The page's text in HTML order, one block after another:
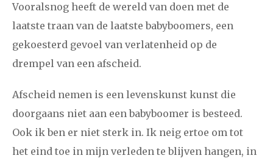
Vooralsnog heeft de wereld van doen met de
laatste traan van de laatste babyboomers, een
gekoesterd gevoel van verlatenheid op de
drempel van een afscheid.
Afscheid nemen is een levenskunst kunst die
doorgaans niet aan een babyboomer is besteed.
Ook ik ben er niet sterk in. Ik neig ertoe om tot
het eind toe in mijn verleden te blijven hangen, in